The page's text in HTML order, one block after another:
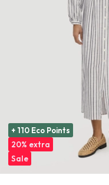
+ 110 Eco Points
20% extra
Sale